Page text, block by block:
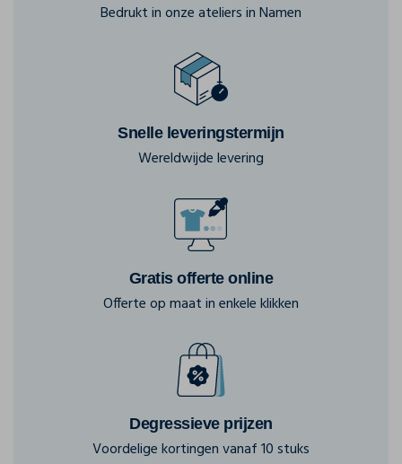
Bedrukt in onze ateliers in Namen
Snelle leveringstermijn
Wereldwijde levering
Gratis offerte online
Offerte op maat in enkele klikken
Degressieve prijzen
Voordelige kortingen vanaf 10 stuks